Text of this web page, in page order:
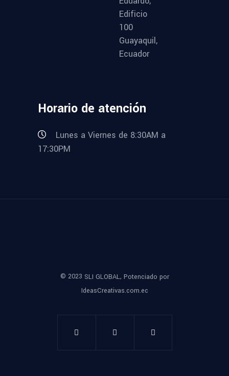
Edificio
100
Guayaquil,
Ecuador
Horario de atención
Lunes a Viernes de 8:30AM a
17:30PM
© 2023 SLI GLOBAL, Potenciado por
IdeasCreativas.com.ec